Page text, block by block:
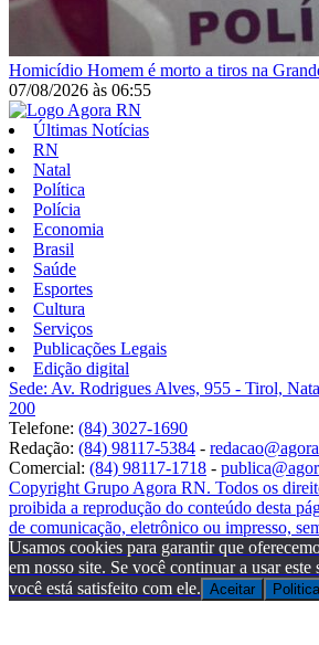
Homicídio Homem é morto a tiros na
07/08/2026 às 06:55
Últimas Notícias
RN
Natal
Política
Polícia
Economia
Brasil
Saúde
Esportes
Cultura
Serviços
Publicações Legais
Edição digital
Sede: Av. Rodrigues Alves, 955 - Tirol,
200
Telefone: (84) 3027-1690
Redação: (84) 98117-5384 -
Comercial: (84) 98117-1718 -
Copyright Grupo Agora RN. Todos os
proibida a reprodução do conteúdo desta
de comunicação, eletrônico ou impresso,
Usamos cookies para garantir que
em nosso site. Se você continuar a usar este
você está satisfeito com ele. Aceitar